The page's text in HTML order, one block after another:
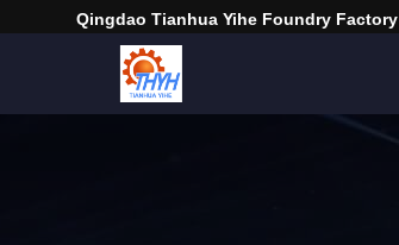
Qingdao Tianhua Yihe Foundry Factory